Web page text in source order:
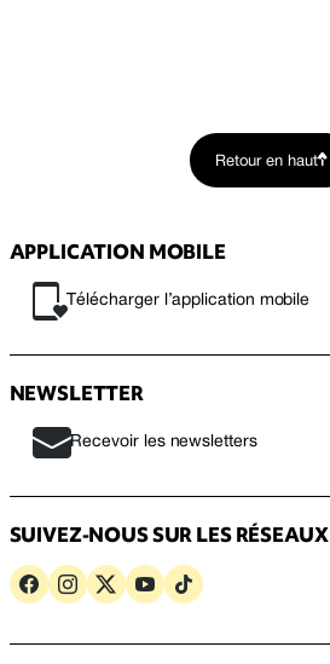
Retour en haut
APPLICATION MOBILE
Télécharger l’application mobile
NEWSLETTER
Recevoir les newsletters
SUIVEZ-NOUS SUR LES RÉSEAUX